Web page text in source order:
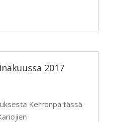
2017
Kerronpa tässä